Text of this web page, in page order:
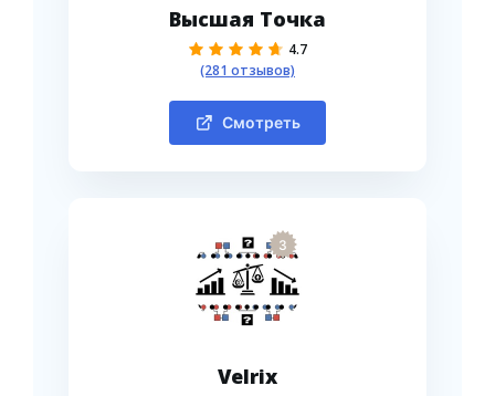
Высшая Точка
4.7
(281 отзывов)
Смотреть
3
Velrix